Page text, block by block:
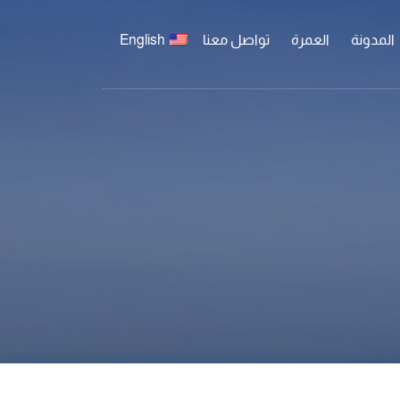
المدونة العمرة تواصل معنا English